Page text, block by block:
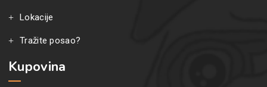
Lokacije
Tražite posao?
Kupovina